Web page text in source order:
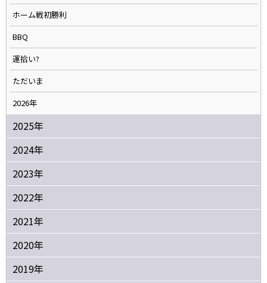
ホーム戦初勝利
BBQ
運拾い?
ただいま
2026年
2025年
2024年
2023年
2022年
2021年
2020年
2019年